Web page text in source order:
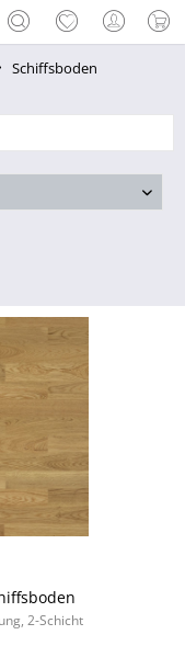
Schiffsboden
2-Schicht